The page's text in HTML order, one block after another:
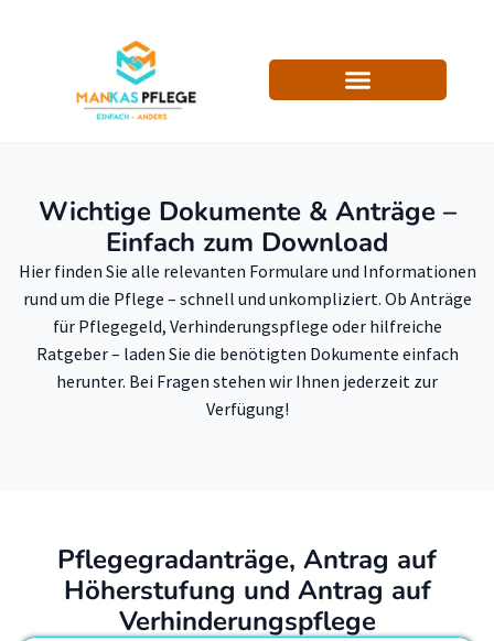
Wichtige Dokumente & Anträge –
Einfach zum Download
Hier finden Sie alle relevanten Formulare und Informationen
rund um die Pflege – schnell und unkompliziert. Ob Anträge
für Pflegegeld, Verhinderungspflege oder hilfreiche
Ratgeber – laden Sie die benötigten Dokumente einfach
herunter. Bei Fragen stehen wir Ihnen jederzeit zur
Verfügung!
Pflegegradanträge, Antrag auf
Höherstufung und Antrag auf
Verhinderungspflege